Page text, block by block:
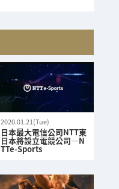
2020.01.21(Tue)
日本最大電信公司NTT東
日本將設立電競公司—N
TTe-Sports